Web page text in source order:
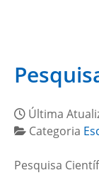
Última
Categoria
Pesquisa